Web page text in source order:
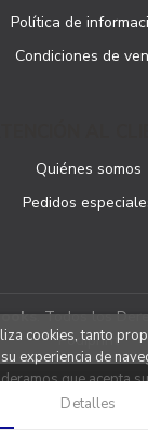
Política de
Condiciones de
Quiénes somos
Pedidos
. Todos los
Podiprint
cookies, tanto
experiencia de
que acepta
cookies
Detalles